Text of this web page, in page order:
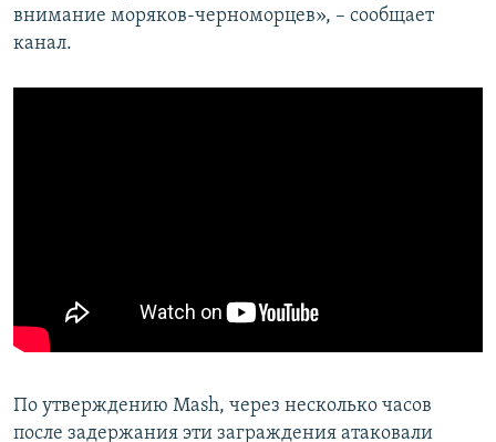
внимание моряков-черноморцев», – сообщает
канал.
По утверждению Mash, через несколько часов
после задержания эти заграждения атаковали